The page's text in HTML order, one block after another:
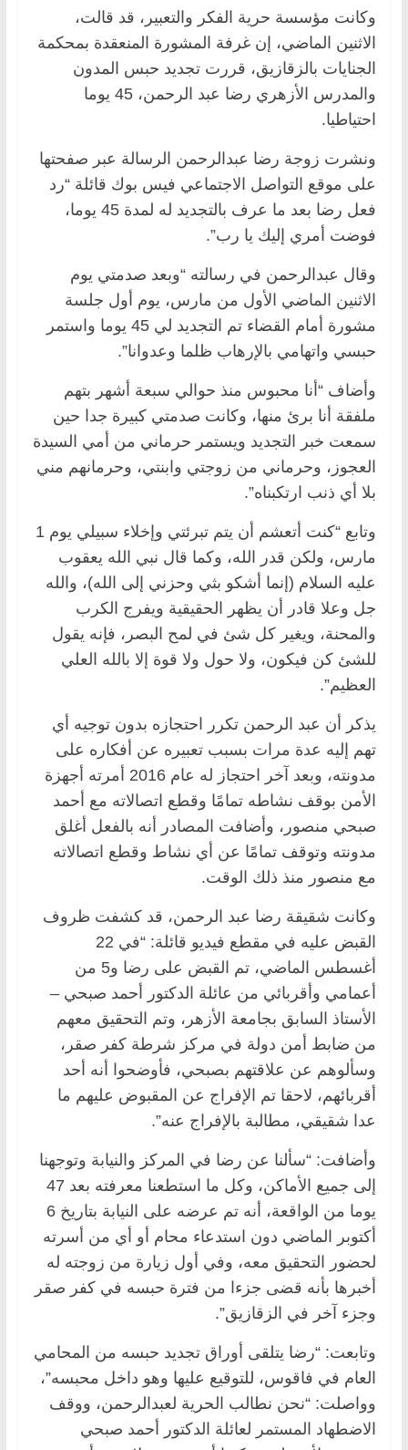
وكانت مؤسسة حرية الفكر والتعبير، قد قالت،
الاثنين الماضي، إن غرفة المشورة المنعقدة بمحكمة
الجنايات بالزقازيق، قررت تجديد حبس المدون
والمدرس الأزهري رضا عبد الرحمن، 45 يوما
احتياطيا.
ونشرت زوجة رضا عبدالرحمن الرسالة عبر صفحتها
على موقع التواصل الاجتماعي فيس بوك قائلة “رد
فعل رضا بعد ما عرف بالتجديد له لمدة 45 يوما،
فوضت أمري إليك يا رب”.
وقال عبدالرحمن في رسالته “وبعد صدمتي يوم
الاثنين الماضي الأول من مارس، يوم أول جلسة
مشورة أمام القضاء تم التجديد لي 45 يوما واستمر
حبسي واتهامي بالإرهاب ظلما وعدوانا”.
وأضاف “أنا محبوس منذ حوالي سبعة أشهر بتهم
ملفقة أنا برئ منها، وكانت صدمتي كبيرة جدا حين
سمعت خبر التجديد ويستمر حرماني من أمي السيدة
العجوز، وحرماني من زوجتي وابنتي، وحرمانهم مني
بلا أي ذنب ارتكبناه”.
وتابع “كنت أتعشم أن يتم تبرئتي وإخلاء سبيلي يوم 1
مارس، ولكن قدر الله، وكما قال نبي الله يعقوب
عليه السلام (إنما أشكو بثي وحزني إلى الله)، والله
جل وعلا قادر أن يظهر الحقيقية ويفرج الكرب
والمحنة، ويغير كل شئ في لمح البصر، فإنه يقول
للشئ كن فيكون، ولا حول ولا قوة إلا بالله العلي
العظيم”.
يذكر أن عبد الرحمن تكرر احتجازه بدون توجيه أي
تهم إليه عدة مرات بسبب تعبيره عن أفكاره على
مدونته، وبعد آخر احتجاز له عام 2016 أمرته أجهزة
الأمن بوقف نشاطه تمامًا وقطع اتصالاته مع أحمد
صبحي منصور، وأضافت المصادر أنه بالفعل أغلق
مدونته وتوقف تمامًا عن أي نشاط وقطع اتصالاته
مع منصور منذ ذلك الوقت.
وكانت شقيقة رضا عبد الرحمن، قد كشفت ظروف
القبض عليه في مقطع فيديو قائلة: “في 22
أغسطس الماضي، تم القبض على رضا و5 من
أعمامي وأقربائي من عائلة الدكتور أحمد صبحي –
الأستاذ السابق بجامعة الأزهر، وتم التحقيق معهم
من ضابط أمن دولة في مركز شرطة كفر صقر،
وسألوهم عن علاقتهم بصبحي، فأوضحوا أنه أحد
أقربائهم، لاحقا تم الإفراج عن المقبوض عليهم ما
عدا شقيقي، مطالبة بالإفراج عنه”.
وأضافت: “سألنا عن رضا في المركز والنيابة وتوجهنا
إلى جميع الأماكن، وكل ما استطعنا معرفته بعد 47
يوما من الواقعة، أنه تم عرضه على النيابة بتاريخ 6
أكتوبر الماضي دون استدعاء محام أو أي من أسرته
لحضور التحقيق معه، وفي أول زيارة من زوجته له
أخبرها بأنه قضى جزءا من فترة حبسه في كفر صقر
وجزء آخر في الزقازيق”.
وتابعت: “رضا يتلقى أوراق تجديد حبسه من المحامي
العام في فاقوس، للتوقيع عليها وهو داخل محبسه”،
وواصلت: “نحن نطالب الحرية لعبدالرحمن، ووقف
الاضطهاد المستمر لعائلة الدكتور أحمد صبحي